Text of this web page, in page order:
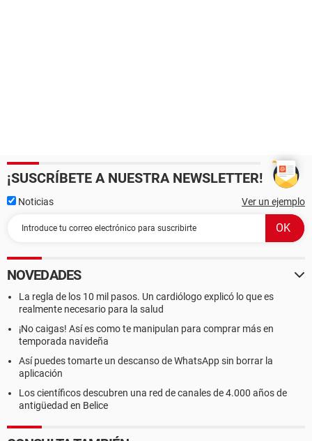
¡SUSCRÍBETE A NUESTRA NEWSLETTER!
Noticias Ver un ejemplo
NOVEDADES
La regla de los 10 mil pasos. Un cardiólogo explicó lo que es
realmente necesario para la salud
¡No caigas! Así es como te manipulan para comprar más en
temporada navideña
Así puedes tomarte un descanso de WhatsApp sin borrar la
aplicación
Los científicos descubren una red de canales de 4.000 años de
antigüedad en Belice